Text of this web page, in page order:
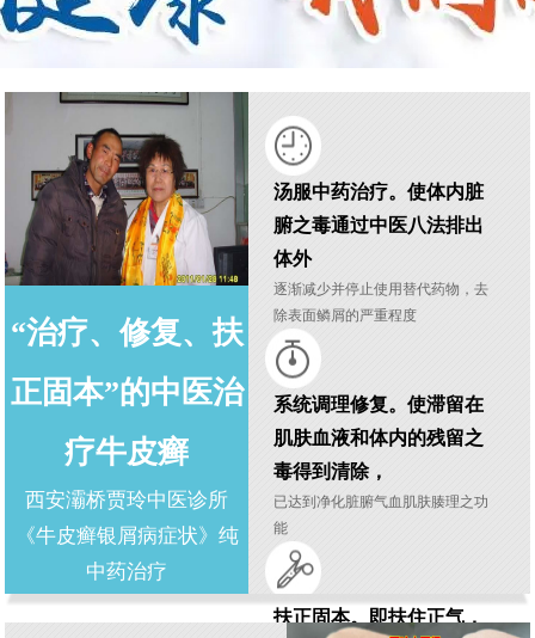
“治疗、修复、扶
正固本”的中医治
疗牛皮癣
西安灞桥贾玲中医诊所
《牛皮癣银屑病症状》纯
中药治疗
汤服中药治疗。使体内脏
腑之毒通过中医八法排出
体外
逐渐减少并停止使用替代药物，去
除表面鳞屑的严重程度
系统调理修复。使滞留在
肌肤血液和体内的残留之
毒得到清除，
已达到净化脏腑气血肌肤腠理之功
能
扶正固本。即扶住正气，